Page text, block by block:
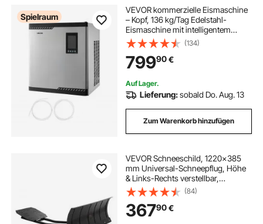
Spielraum
VEVOR kommerzielle Eismaschine
– Kopf, 136 kg/Tag Edelstahl-
Eismaschine mit intelligentem
Bedienfeld, Selbstreinigung,
einstellbarer Dicke, ideal für
Restaurant, Bar, Café, Hotel – Nur
Kopf
(134)
79990€
Auf Lager.
Lieferung:sobald Do. Aug. 13
Zum Warenkorb hinzufügen
VEVOR Schneeschild, 1220x385
mm Universal-Schneepflug, Höhe
& Links-Rechts verstellbar,
Räumschild, Stahl-Schneeschieber,
3 Montageoptionen, zur
Schneeräumung, für die meisten
ATVs & UTVs
(84)
36790€